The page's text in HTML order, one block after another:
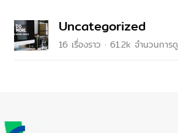
Uncategorized
16 เรื่องราว · 61.2k จำนวนการดู